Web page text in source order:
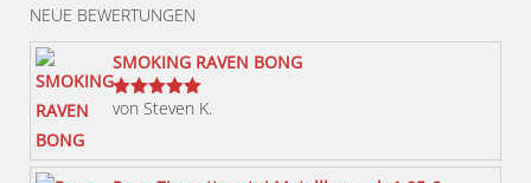
können
NEUE BEWERTUNGEN
SMOKING RAVEN BONG
Bewertet
von Steven K.